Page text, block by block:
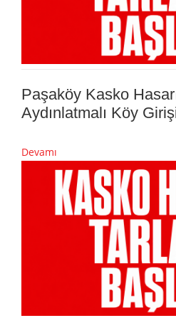
Paşaköy Kasko
Aydınlatmalı Köy
Devamı